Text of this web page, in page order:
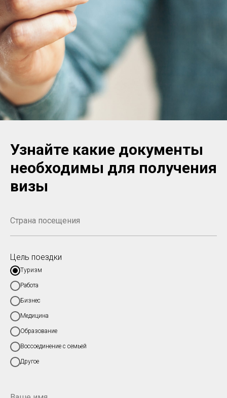
Узнайте какие документы
необходимы для получения
визы
Цель поездки
Туризм
Работа
Бизнес
Медицина
Образование
Воссоединение с семьей
Другое